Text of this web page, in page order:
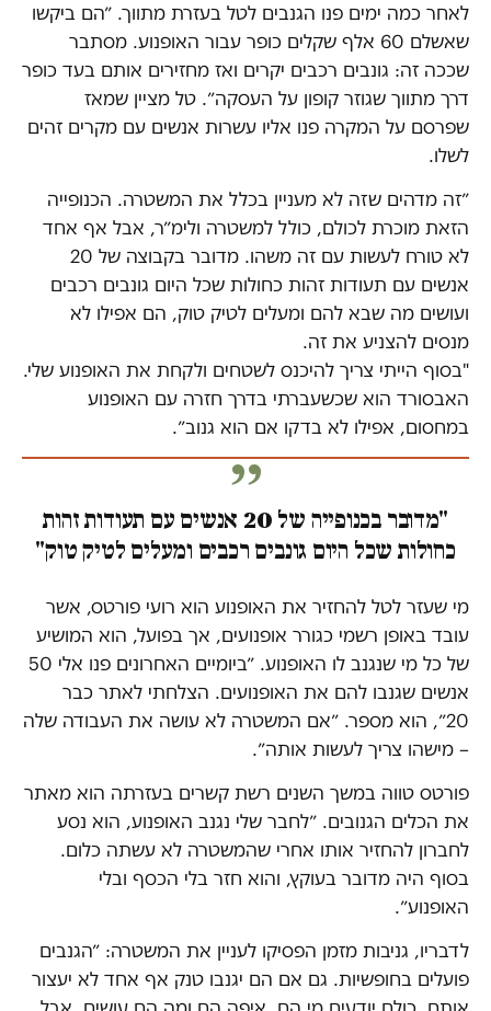
לאחר כמה ימים פנו הגנבים לטל בעזרת מתווך. ״הם ביקשו
שאשלם 60 אלף שקלים כופר עבור האופנוע. מסתבר
שככה זה: גונבים רכבים יקרים ואז מחזירים אותם בעד כופר
דרך מתווך שגוזר קופון על העסקה״. טל מציין שמאז
שפרסם על המקרה פנו אליו עשרות אנשים עם מקרים זהים
לשלו.
״זה מדהים שזה לא מעניין בכלל את המשטרה. הכנופייה
הזאת מוכרת לכולם, כולל למשטרה ולימ״ר, אבל אף אחד
לא טורח לעשות עם זה משהו. מדובר בקבוצה של 20
אנשים עם תעודות זהות כחולות שכל היום גונבים רכבים
ועושים מה שבא להם ומעלים לטיק טוק, הם אפילו לא
מנסים להצניע את זה.
"בסוף הייתי צריך להיכנס לשטחים ולקחת את האופנוע שלי.
האבסורד הוא שכשעברתי בדרך חזרה עם האופנוע
במחסום, אפילו לא בדקו אם הוא גנוב״.
"מדובר בכנופייה של 20 אנשים עם תעודות זהות
כחולות שכל היום גונבים רכבים ומעלים לטיק טוק"
מי שעזר לטל להחזיר את האופנוע הוא רועי פורטס, אשר
עובד באופן רשמי כגורר אופנועים, אך בפועל, הוא המושיע
של כל מי שנגנב לו האופנוע. ״ביומיים האחרונים פנו אלי 50
אנשים שגנבו להם את האופנועים. הצלחתי לאתר כבר
20״, הוא מספר. ״אם המשטרה לא עושה את העבודה שלה
– מישהו צריך לעשות אותה״.
פורטס טווה במשך השנים רשת קשרים בעזרתה הוא מאתר
את הכלים הגנובים. ״לחבר שלי נגנב האופנוע, הוא נסע
לחברון להחזיר אותו אחרי שהמשטרה לא עשתה כלום.
בסוף היה מדובר בעוקץ, והוא חזר בלי הכסף ובלי
האופנוע״.
לדבריו, גניבות מזמן הפסיקו לעניין את המשטרה: ״הגנבים
פועלים בחופשיות. גם אם הם יגנבו טנק אף אחד לא יעצור